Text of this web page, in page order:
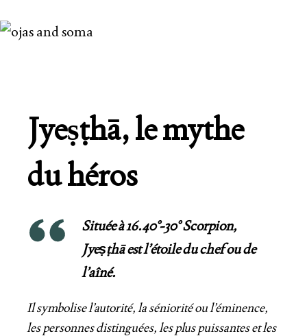
Jyeṣṭhā, le mythe
du héros
Située à 16.40°-30° Scorpion,
Jyeṣṭhā est l’étoile du chef ou de
l’aîné.
Il symbolise l’autorité, la séniorité ou l’éminence,
les personnes distinguées, les plus puissantes et les